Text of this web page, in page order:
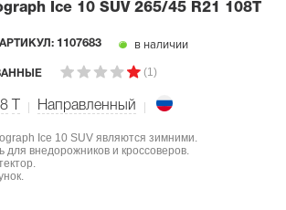
Ice 10 SUV 265/45 R21 108T
АРТИКУЛ: 1107683 в наличии
(1)
Направленный
Ice 10 SUV являются зимними.
внедорожников и кроссоверов.